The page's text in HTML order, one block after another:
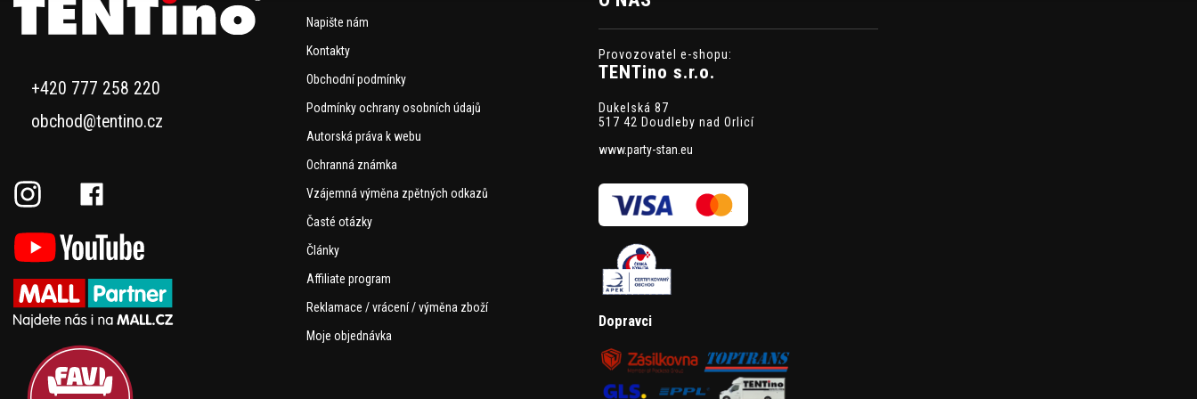
+420 777 258 220
obchod@tentino.cz
Napište nám
Kontakty
Obchodní podmínky
Podmínky ochrany osobních údajů
Autorská práva k webu
Ochranná známka
Vzájemná výměna zpětných odkazů
Časté otázky
Články
Affiliate program
Reklamace / vrácení / výměna zboží
Moje objednávka
Provozovatel e-shopu:
TENTino s.r.o.
Dukelská 87
517 42 Doudleby nad Orlicí
www.party-stan.eu
Dopravci